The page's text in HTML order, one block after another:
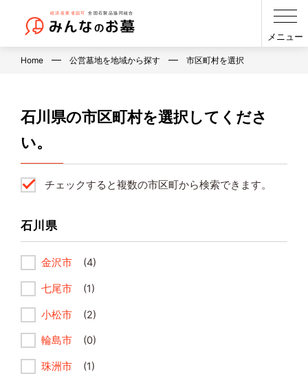
メニュー
Home 公営墓地を地域から探す 市区町村を選択
石川県の市区町村を選択してくださ
い。
チェックすると複数の市区町から検索できます。
石川県
金沢市 (4)
七尾市 (1)
小松市 (2)
輪島市 (0)
珠洲市 (1)